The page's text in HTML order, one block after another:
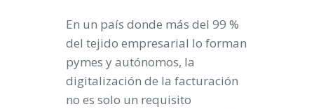
En un país donde más del 99 %
del tejido empresarial lo forman
pymes y autónomos, la
digitalización de la facturación
no es solo un requisito